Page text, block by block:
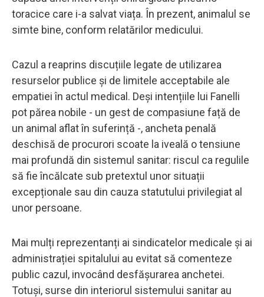
toracice care i-a salvat viața. În prezent, animalul se
simte bine, conform relatărilor medicului.
Cazul a reaprins discuțiile legate de utilizarea
resurselor publice și de limitele acceptabile ale
empatiei în actul medical. Deși intențiile lui Fanelli
pot părea nobile - un gest de compasiune față de
un animal aflat în suferință -, ancheta penală
deschisă de procurori scoate la iveală o tensiune
mai profundă din sistemul sanitar: riscul ca regulile
să fie încălcate sub pretextul unor situații
excepționale sau din cauza statutului privilegiat al
unor persoane.
Mai mulți reprezentanți ai sindicatelor medicale și ai
administrației spitalului au evitat să comenteze
public cazul, invocând desfășurarea anchetei.
Totuși, surse din interiorul sistemului sanitar au